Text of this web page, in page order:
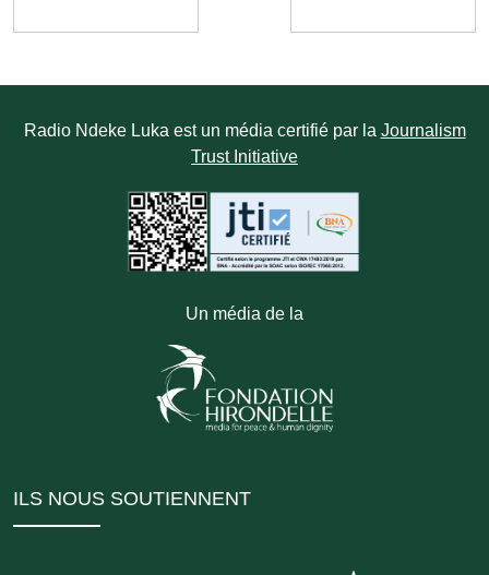
Radio Ndeke Luka est un média certifié par la Journalism
Trust Initiative
Un média de la
ILS NOUS SOUTIENNENT